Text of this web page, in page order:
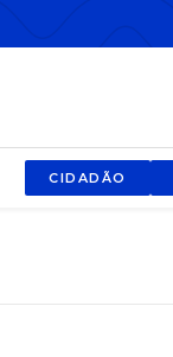
CIDADÃO